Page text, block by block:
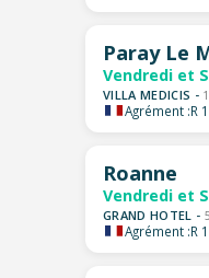
Paray Le
Vendredi et
VILLA MEDICIS -
Agrément :R
Roanne
Vendredi et
GRAND HOTEL -
Agrément :R